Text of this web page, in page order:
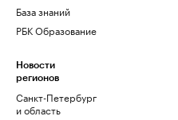
База знаний
РБК Образование
Новости
регионов
Санкт-Петербург
и область